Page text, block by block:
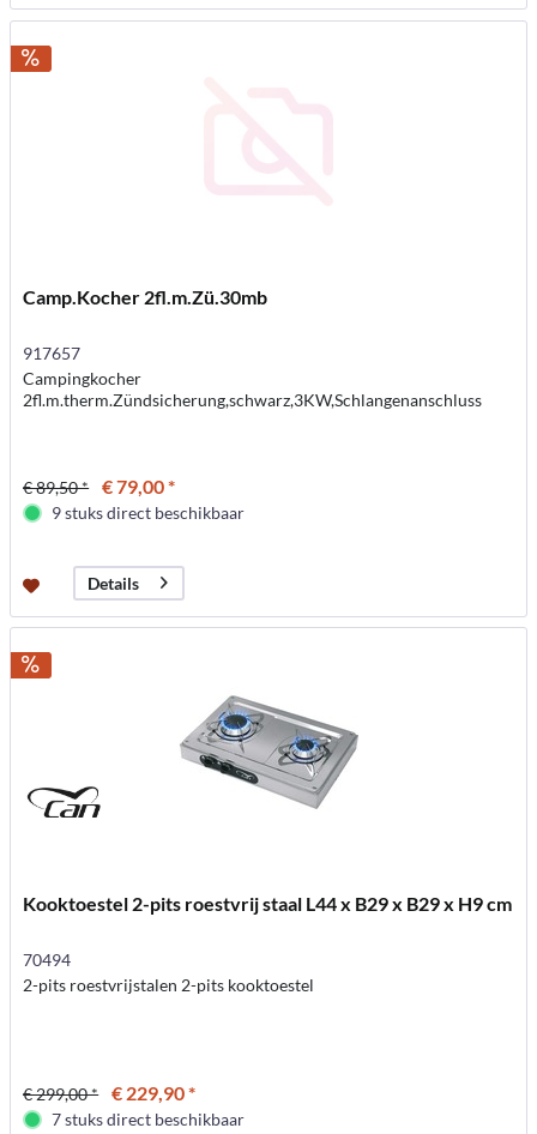
Camp.Kocher 2fl.m.Zü.30mb
917657
Campingkocher
2fl.m.therm.Zündsicherung,schwarz,3KW,Schlangenanschluss
€ 89,50 * € 79,00 *
9 stuks direct beschikbaar
Details
Kooktoestel 2-pits roestvrij staal L44 x B29 x B29 x H9 cm
70494
2-pits roestvrijstalen 2-pits kooktoestel
€ 299,00 * € 229,90 *
7 stuks direct beschikbaar